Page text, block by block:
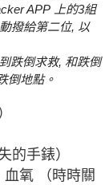
APP 上的3組
撥給第二位, 以
跌倒求救, 和跌倒
倒地點。
的手錶）
氧 （時時關